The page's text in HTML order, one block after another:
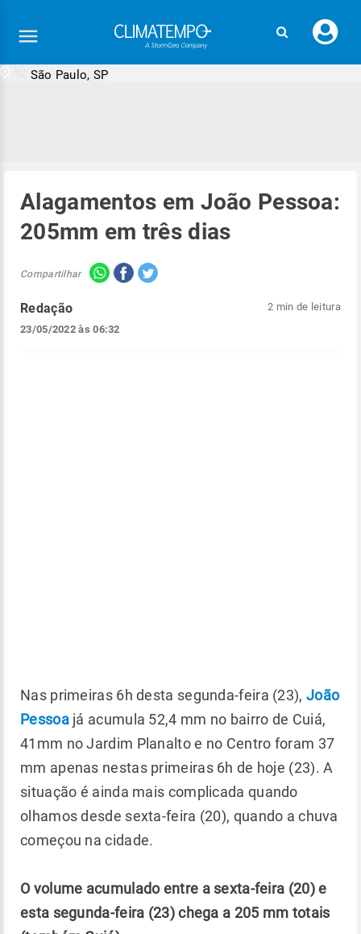
seu
São Paulo, SP
Alagamentos em João Pessoa:
205mm em três dias
Compartilhar
Redação
23/05/2022 às 06:32
2 min de leitura
Nas primeiras 6h desta segunda-feira (23), João
Pessoajá acumula 52,4 mm no bairro de Cuiá,
41mm no Jardim Planalto e no Centro foram 37
mm apenas nestas primeiras 6h de hoje (23). A
situação é ainda mais complicada quando
olhamos desde sexta-feira (20), quando a chuva
começou na cidade.
O volume acumulado entre a sexta-feira (20) e
esta segunda-feira (23) chega a 205 mm totais